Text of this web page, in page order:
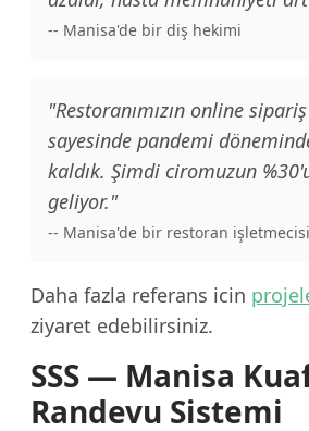
-- Manisa'de bir diş hekimi
"Restoranımızın online
sayesinde pandemi
kaldık. Şimdi ciromuzun
geliyor."
-- Manisa'de bir restoran işletmecisi
Daha fazla referans icin
ziyaret edebilirsiniz.
SSS — Manisa
Randevu Sistemi